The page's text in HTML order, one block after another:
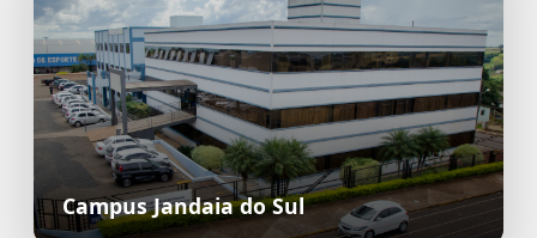
Campus Jandaia do Sul